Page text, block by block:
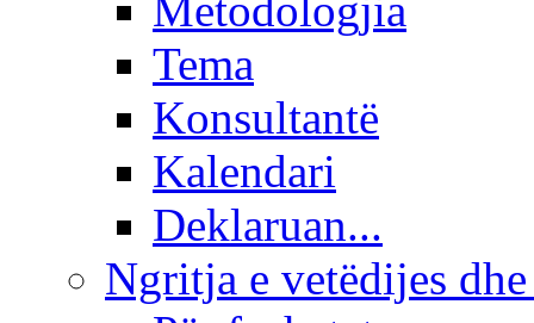
Tema
Konsultantë
Kalendari
Deklaruan...
Ngritja e vetëdijes